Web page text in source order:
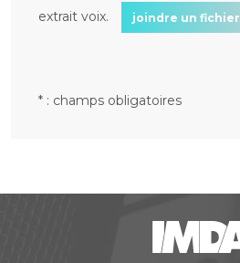
extrait voix.
joindre un fichier
* : champs obligatoires